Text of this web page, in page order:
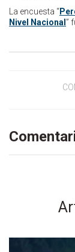
La encuesta “
Nivel Nacional ”